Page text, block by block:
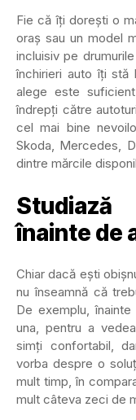
Fie că îți dorești o
oraș sau un model
incluisiv pe
închirieri auto îți stă
alege este
îndrepți către
cel mai bine
Skoda, Mercedes,
dintre mărcile
înainte de
Chiar dacă ești
nu înseamnă că
De exemplu,
una, pentru a
simți confortabil,
vorba despre o
mult timp, în
mult câteva zeci de